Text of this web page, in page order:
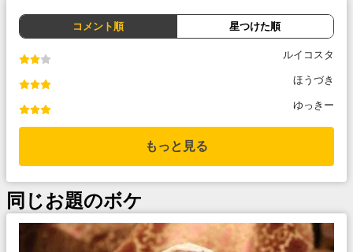
コメント順 星つけた順
ルイコスタ
ほうづき
ゆっきー
もっと見る
同じお題のボケ